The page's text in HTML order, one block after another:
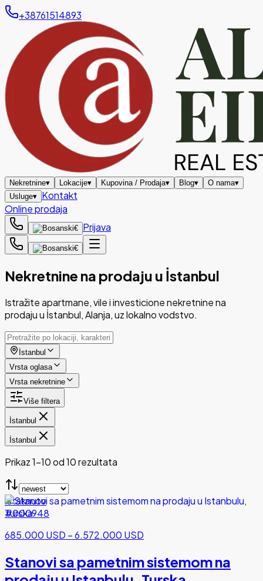
+38761514893
Nekretnine▾ Lokacije▾ Kupovina / Prodaja▾ Blog▾ O nama▾
Usluge▾ Kontakt
Online prodaja
€ Prijava
€
Nekretnine na prodaju u İstanbul
Istražite apartmane, vile i investicione nekretnine na
prodaju u İstanbul, Alanja, uz lokalno vodstvo.
İstanbul
Vrsta oglasa
Vrsta nekretnine
Više filtera
İstanbul
İstanbul
Prikaz 1-10 od 10 rezultata
Istaknuto
#000948
685.000 USD –6.572.000 USD
Stanovi sa pametnim sistemom na